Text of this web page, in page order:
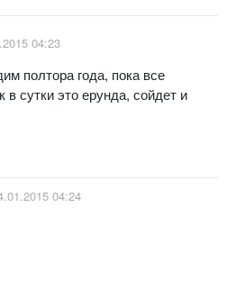
04:23
полтора года, пока все
в сутки это ерунда, сойдет и
04:24